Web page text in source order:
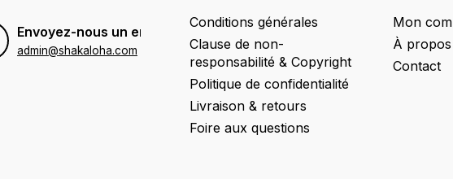
Envoyez-nous un email:
admin@shakaloha.com
Conditions générales
Clause de non-
responsabilité & Copyright
Politique de confidentialité
Livraison & retours
Foire aux questions
Mon
À
Contact